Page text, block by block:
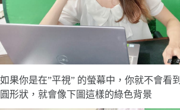
如果你是在”平視” 的螢幕中，你就不會看
圓形狀，就會像下圖這樣的綠色背景